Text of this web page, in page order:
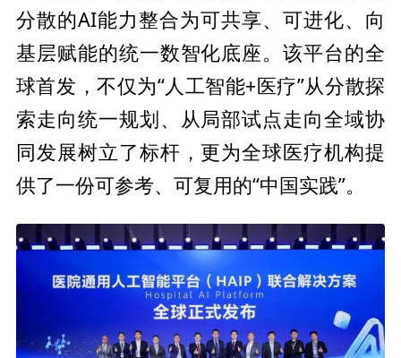
分散的AI能力整合为可共享、可进化、向
基层赋能的统一数智化底座。该平台的全
球首发，不仅为“人工智能+医疗”从分散探
索走向统一规划、从局部试点走向全域协
同发展树立了标杆，更为全球医疗机构提
供了一份可参考、可复用的“中国实践”。